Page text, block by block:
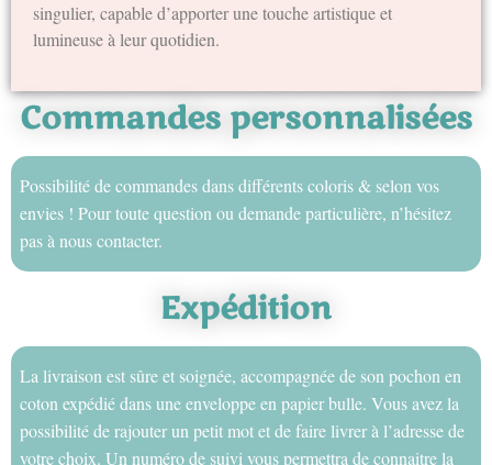
singulier, capable d’apporter une touche artistique et
lumineuse à leur quotidien.
Commandes personnalisées
Possibilité de commandes dans différents coloris & selon vos
envies ! Pour toute question ou demande particulière, n’hésitez
pas à nous contacter.
Expédition
La livraison est sûre et soignée, accompagnée de son pochon en
coton expédié dans une enveloppe en papier bulle. Vous avez la
possibilité de rajouter un petit mot et de faire livrer à l’adresse de
votre choix. Un numéro de suivi vous permettra de connaitre la